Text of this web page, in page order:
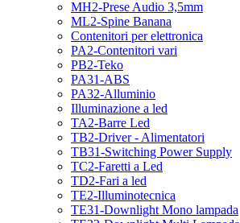
MH2-Prese Audio 3,5mm
ML2-Spine Banana
Contenitori per elettronica
PA2-Contenitori vari
PB2-Teko
PA31-ABS
PA32-Alluminio
Illuminazione a led
TA2-Barre Led
TB2-Driver - Alimentatori
TB31-Switching Power Supply
TC2-Faretti a Led
TD2-Fari a led
TE2-Illuminotecnica
TE31-Downlight Mono lampada